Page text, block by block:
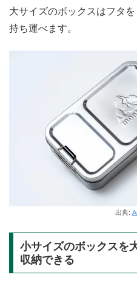
大サイズのボックスはフタ
持ち運べます。
出典:
小サイズのボックスを
収納できる